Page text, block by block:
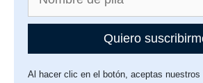
Quiero
Al hacer clic en el botón, aceptas nuestros